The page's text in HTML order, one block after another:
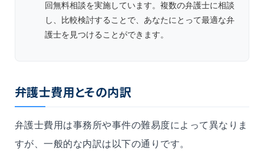
回無料相談を実施しています。複数の弁護士に相談
し、比較検討することで、あなたにとって最適な弁
護士を見つけることができます。
弁護士費用とその内訳
弁護士費用は事務所や事件の難易度によって異なりま
すが、一般的な内訳は以下の通りです。